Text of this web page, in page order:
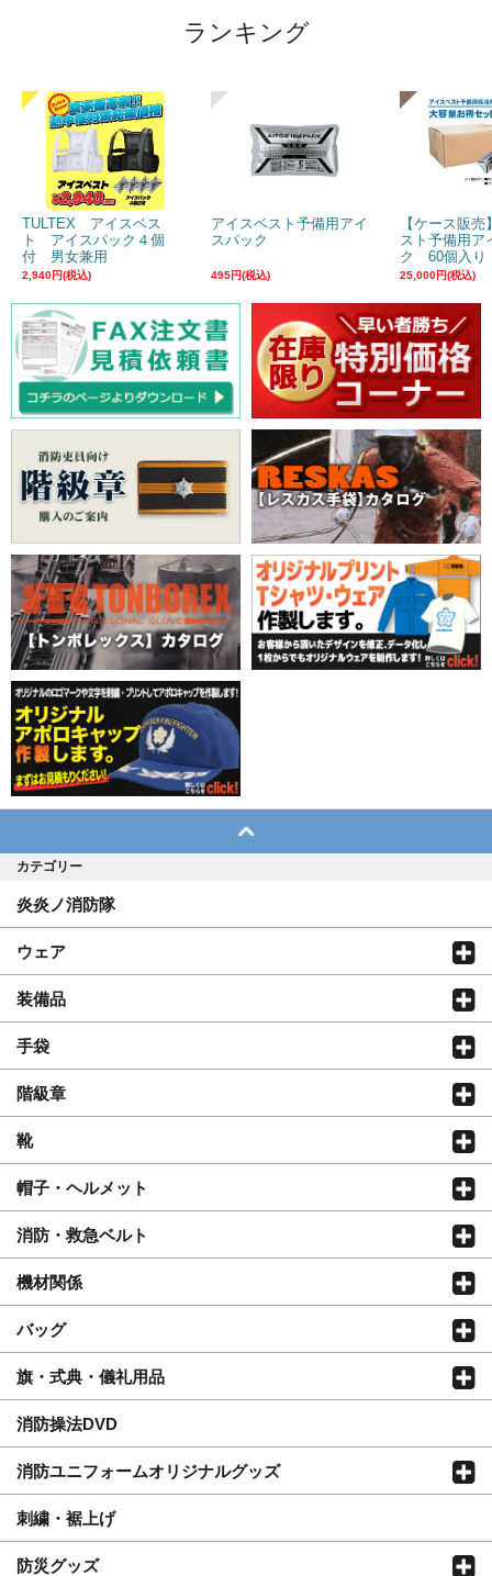
ランキング
TULTEX アイスベス
ト アイスパック４個
付 男女兼用
2,940円(税込)
アイスベスト予備用アイ
スパック
495円(税込)
【ケース販
スト予備用ア
ク 60個入り
25,000円(税込)
カテゴリー
炎炎ノ消防隊
ウェア
装備品
手袋
階級章
靴
帽子・ヘルメット
消防・救急ベルト
機材関係
バッグ
旗・式典・儀礼用品
消防操法DVD
消防ユニフォームオリジナルグッズ
刺繍・裾上げ
防災グッズ